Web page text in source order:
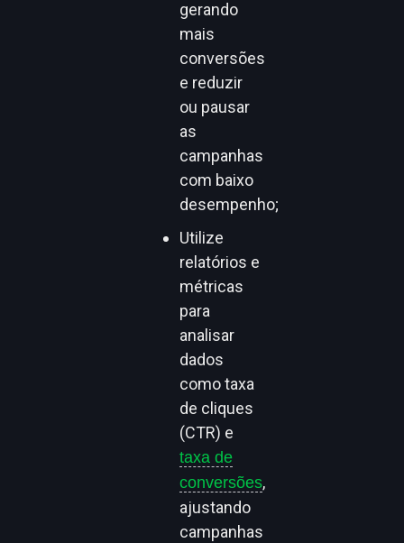
gerando
mais
conversões
e reduzir
ou pausar
as
campanhas
com baixo
desempenho;
Utilize
relatórios e
métricas
para
analisar
dados
como taxa
de cliques
(CTR) e
taxa de
conversões,
ajustando
campanhas